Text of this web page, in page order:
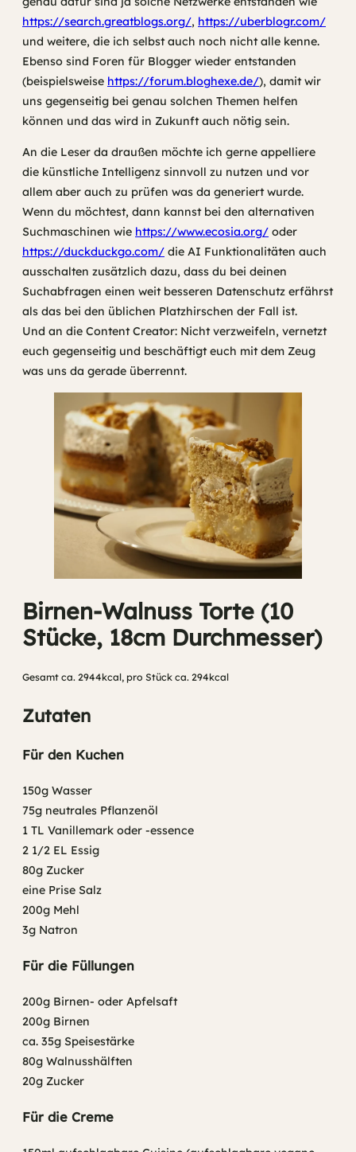
https://search.greatblogs.org/, https://uberblogr.com/
und weitere, die ich selbst auch noch nicht alle kenne.
Ebenso sind Foren für Blogger wieder entstanden
(beispielsweise https://forum.bloghexe.de/), damit wir
uns gegenseitig bei genau solchen Themen helfen
können und das wird in Zukunft auch nötig sein.
An die Leser da draußen möchte ich gerne appelliere
die künstliche Intelligenz sinnvoll zu nutzen und vor
allem aber auch zu prüfen was da generiert wurde.
Wenn du möchtest, dann kannst bei den alternativen
Suchmaschinen wie https://www.ecosia.org/ oder
https://duckduckgo.com/ die AI Funktionalitäten auch
ausschalten zusätzlich dazu, dass du bei deinen
Suchabfragen einen weit besseren Datenschutz erfährst
als das bei den üblichen Platzhirschen der Fall ist.
Und an die Content Creator: Nicht verzweifeln, vernetzt
euch gegenseitig und beschäftigt euch mit dem Zeug
was uns da gerade überrennt.
Birnen-Walnuss Torte (10
Stücke, 18cm Durchmesser)
Gesamt ca. 2944kcal, pro Stück ca. 294kcal
Zutaten
Für den Kuchen
150g Wasser
75g neutrales Pflanzenöl
1 TL Vanillemark oder -essence
2 1/2 EL Essig
80g Zucker
eine Prise Salz
200g Mehl
3g Natron
Für die Füllungen
200g Birnen- oder Apfelsaft
200g Birnen
ca. 35g Speisestärke
80g Walnusshälften
20g Zucker
Für die Creme